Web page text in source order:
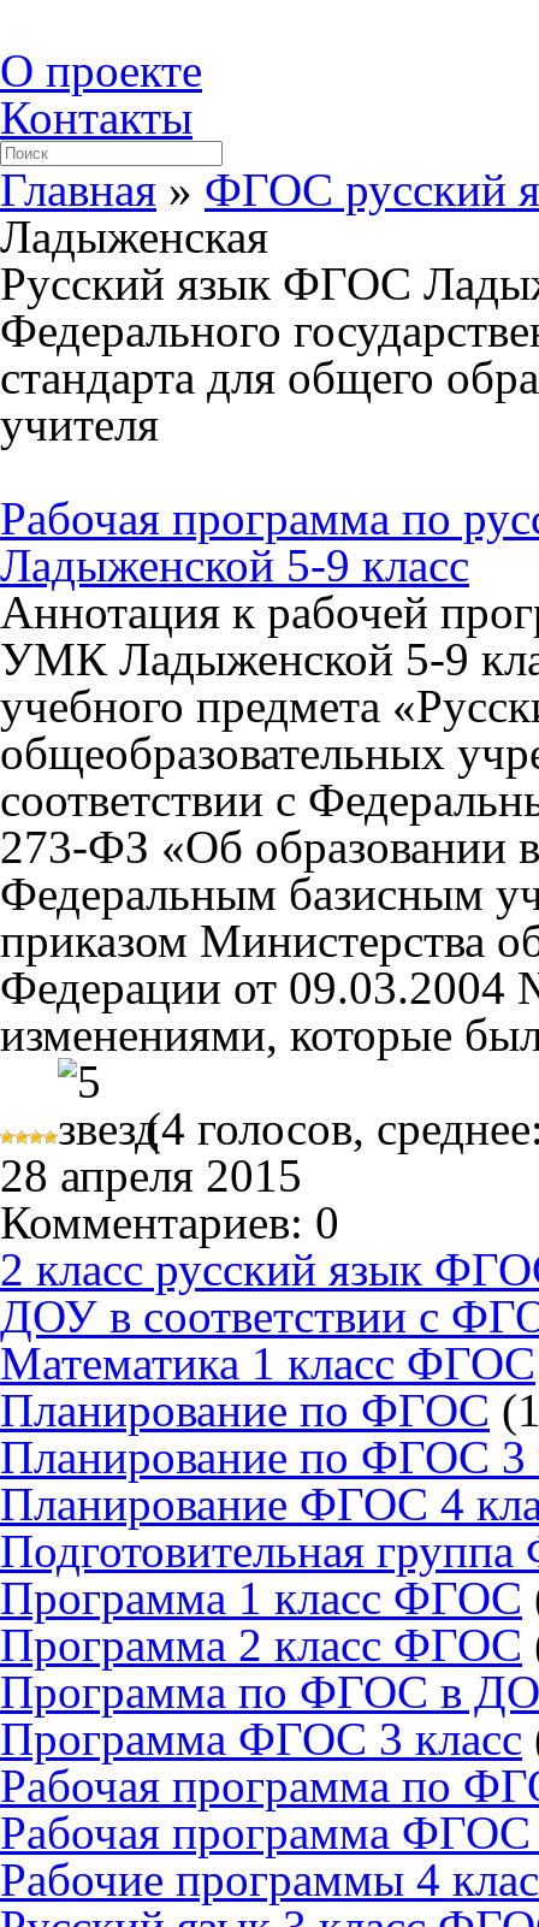
О проекте
Контакты
Главная » ФГОС русский
Ладыженская
Русский язык ФГОС
Федерального
стандарта для общего
учителя
Рабочая программа по
Ладыженской 5-9 класс
Аннотация к рабочей
УМК Ладыженской 5-9
учебного предмета
общеобразовательных
соответствии с
273-ФЗ «Об образовании
Федеральным базисным
приказом Министерства
Федерации от
изменениями, которые
(4 голосов,
28 апреля 2015
Комментариев: 0
2 класс русский язык
ДОУ в соответствии с
Математика 1 класс ФГОС
Планирование по ФГОС
Планирование по ФГОС 3
Планирование ФГОС 4
Подготовительная
Программа 1 класс ФГОС
Программа 2 класс ФГОС
Программа по ФГОС в
Программа ФГОС 3 класс
Рабочая программа по
Рабочая программа ФГОС
Рабочие программы 4